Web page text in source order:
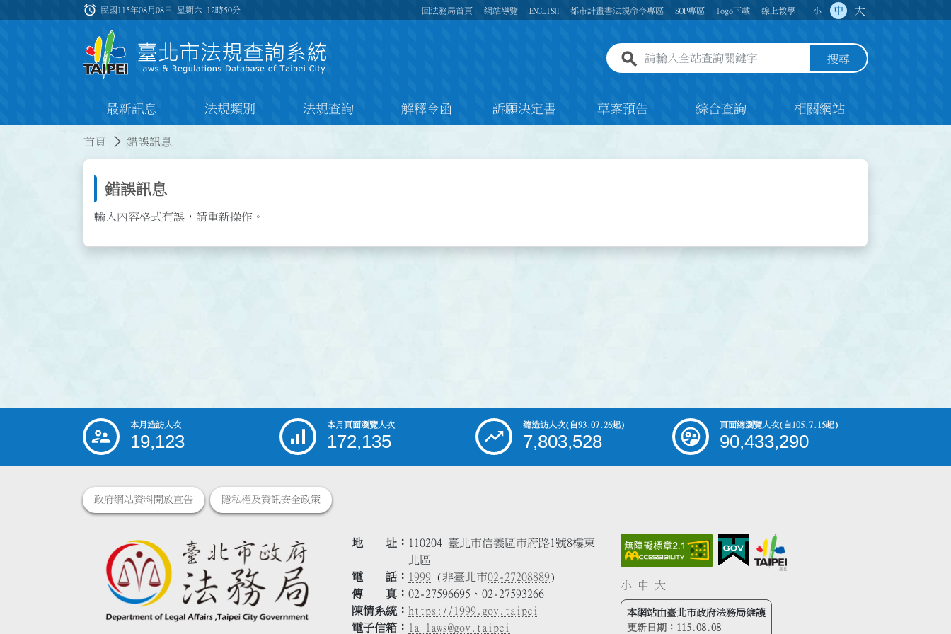
:::
alarm 民國115年08月08日 星期六 12時50分 回法務局首頁 網站導覽 ENGLISH 都市計畫書法規命令專區 SOP專區 logo下載 線上教學 小 中 大
全站查詢關鍵字欄位 搜尋
最新訊息 法規類別 法規查詢 解釋令函 訴願決定書 草案預告 綜合查詢 相關網站
首頁 錯誤訊息
錯誤訊息
輸入內容格式有誤，請重新操作。
::: 本月造訪人次
19,123
本月頁面瀏覽人次
172,135
總造訪人次(自93.07.26起)
7,803,528
頁面總瀏覽人次(自105.7.15起)
90,433,290
政府網站資料開放宣告 隱私權及資訊安全政策
地 址
110204 臺北市信義區市府路1號8樓東
北區
電 話
1999 (非臺北市02-27208889)
傳 真
02-27596695、02-27593266
陳情系統
https://1999.gov.taipei
電子信箱
la_laws@gov.taipei
小 中 大
本網站由臺北市政府法務局維護
更新日期： 115.08.08